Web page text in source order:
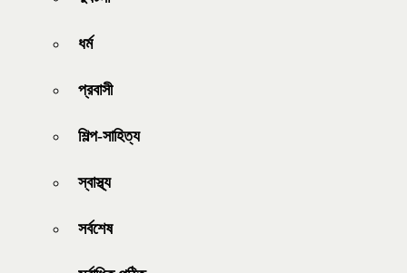
ধর্ম
প্রবাসী
শিল্প-সাহিত্য
স্বাস্থ্য
সর্বশেষ